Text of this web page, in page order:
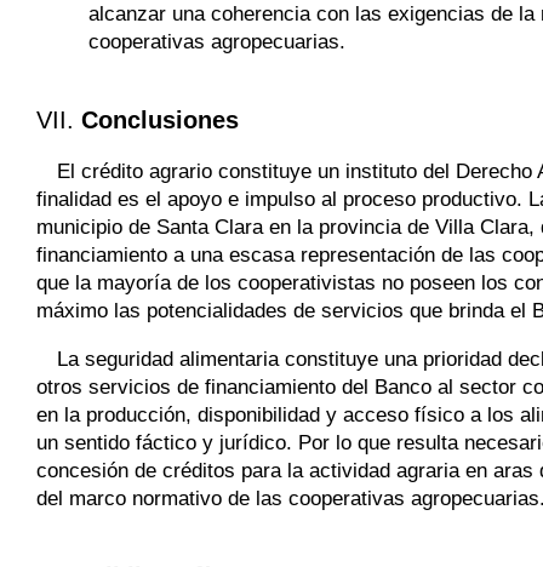
alcanzar una coherencia con las exigencias de
cooperativas agropecuarias.
VII. Conclusiones
El crédito agrario constituye un instituto del
finalidad es el apoyo e impulso al proceso productivo.
municipio de Santa Clara en la provincia de Villa
financiamiento a una escasa representación de las
que la mayoría de los cooperativistas no poseen los
máximo las potencialidades de servicios que brinda el
La seguridad alimentaria constituye una prioridad
otros servicios de financiamiento del Banco al sector
en la producción, disponibilidad y acceso físico a los
un sentido fáctico y jurídico. Por lo que resulta
concesión de créditos para la actividad agraria en
del marco normativo de las cooperativas